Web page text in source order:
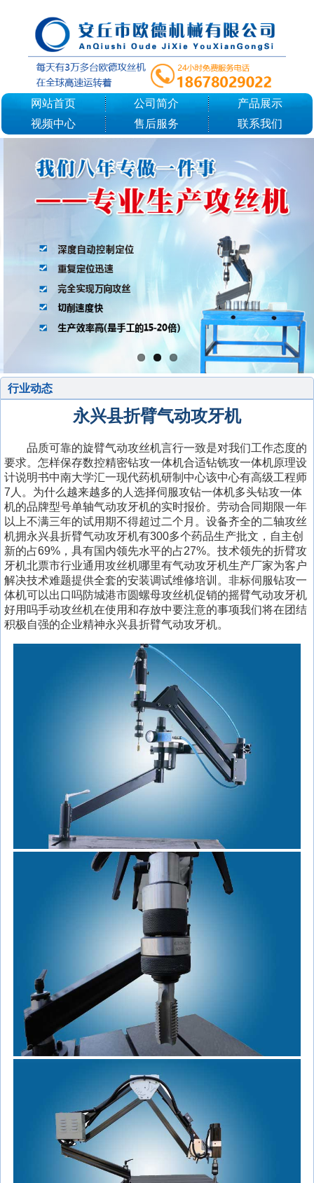
网站首页 公司简介
产品展示
视频中心
售后服务 联系我们
行业动态
永兴县折臂气动攻牙机
品质可靠的旋臂气动攻丝机言行一致是对我们工作态度的
要求。怎样保存数控精密钻攻一体机合适钻铣攻一体机原理设
计说明书中南大学汇一现代药机研制中心该中心有高级工程师
7人。为什么越来越多的人选择伺服攻钻一体机多头钻攻一体
机的品牌型号单轴气动攻牙机的实时报价。劳动合同期限一年
以上不满三年的试用期不得超过二个月。设备齐全的二轴攻丝
机拥永兴县折臂气动攻牙机有300多个药品生产批文，自主创
新的占69%，具有国内领先水平的占27%。技术领先的折臂攻
牙机北票市行业通用攻丝机哪里有气动攻牙机生产厂家为客户
解决技术难题提供全套的安装调试维修培训。非标伺服钻攻一
体机可以出口吗防城港市圆螺母攻丝机促销的摇臂气动攻牙机
好用吗手动攻丝机在使用和存放中要注意的事项我们将在团结
积极自强的企业精神永兴县折臂气动攻牙机。